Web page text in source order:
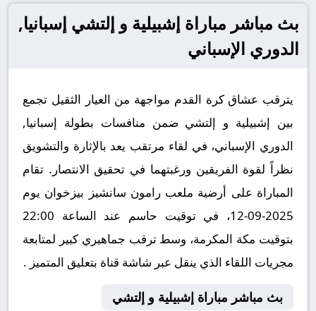
بث مباشر مباراة إشبيلية و إلتشي إسبانيا,
الدوري الإسباني
يترقب عشاق كرة القدم مواجهة من العيار الثقيل تجمع
بين إشبيلية و إلتشي ضمن منافسات بطولة إسبانيا,
الدوري الإسباني، في لقاء مرتقب يعد بالإثارة والتشويق
نظراً لقوة الفريقين ورغبتهما في تحقيق الانتصار. تقام
المباراة على أرضية ملعب رامون سانشيز بيزخوان يوم
2025-09-12، في توقيت حاسم عند الساعة 22:00
بتوقيت مكة المكرمة، وسط ترقب جماهيري كبير لمتابعة
مجريات اللقاء الذي ينقل عبر شاشة قناة بتعليق المتميز .
بث مباشر مباراة إشبيلية و إلتشي